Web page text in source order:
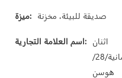
ميزة: صديقة للبيئة، مخزنة
اسم العلامة التجارية: اثنان
ثمانية/28/
هوسن